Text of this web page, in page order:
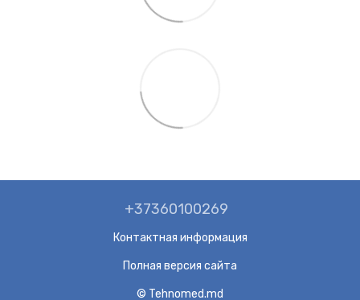
+37360100269
Контактная информация
Полная версия сайта
© Tehnomed.md